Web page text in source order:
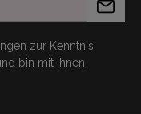
zur Kenntnis
bin mit ihnen